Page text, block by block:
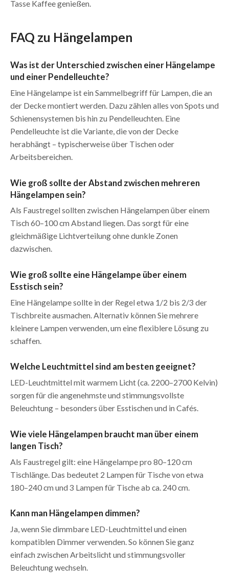
Tasse Kaffee genießen.
FAQ zu Hängelampen
Was ist der Unterschied zwischen einer Hängelampe
und einer Pendelleuchte?
Eine Hängelampe ist ein Sammelbegriff für Lampen, die an
der Decke montiert werden. Dazu zählen alles von Spots und
Schienensystemen bis hin zu Pendelleuchten. Eine
Pendelleuchte ist die Variante, die von der Decke
herabhängt – typischerweise über Tischen oder
Arbeitsbereichen.
Wie groß sollte der Abstand zwischen mehreren
Hängelampen sein?
Als Faustregel sollten zwischen Hängelampen über einem
Tisch 60–100 cm Abstand liegen. Das sorgt für eine
gleichmäßige Lichtverteilung ohne dunkle Zonen
dazwischen.
Wie groß sollte eine Hängelampe über einem
Esstisch sein?
Eine Hängelampe sollte in der Regel etwa 1/2 bis 2/3 der
Tischbreite ausmachen. Alternativ können Sie mehrere
kleinere Lampen verwenden, um eine flexiblere Lösung zu
schaffen.
Welche Leuchtmittel sind am besten geeignet?
LED-Leuchtmittel mit warmem Licht (ca. 2200–2700 Kelvin)
sorgen für die angenehmste und stimmungsvollste
Beleuchtung – besonders über Esstischen und in Cafés.
Wie viele Hängelampen braucht man über einem
langen Tisch?
Als Faustregel gilt: eine Hängelampe pro 80–120 cm
Tischlänge. Das bedeutet 2 Lampen für Tische von etwa
180–240 cm und 3 Lampen für Tische ab ca. 240 cm.
Kann man Hängelampen dimmen?
Ja, wenn Sie dimmbare LED-Leuchtmittel und einen
kompatiblen Dimmer verwenden. So können Sie ganz
einfach zwischen Arbeitslicht und stimmungsvoller
Beleuchtung wechseln.